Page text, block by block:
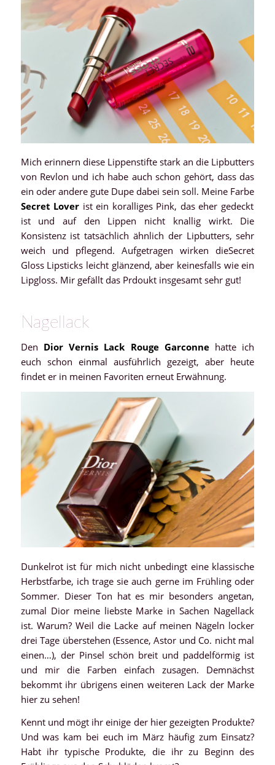
Mich erinnern diese Lippenstifte stark an die Lipbutters
von Revlon und ich habe auch schon gehört, dass das
ein oder andere gute Dupe dabei sein soll. Meine Farbe
Secret Lover ist ein koralliges Pink, das eher gedeckt
ist und auf den Lippen nicht knallig wirkt. Die
Konsistenz ist tatsächlich ähnlich der Lipbutters, sehr
weich und pflegend. Aufgetragen wirken dieSecret
Gloss Lipsticks leicht glänzend, aber keinesfalls wie ein
Lipgloss. Mir gefällt das Prdoukt insgesamt sehr gut!
Nagellack
Den Dior Vernis Lack Rouge Garconnehatte ich
euch schon einmal ausführlich gezeigt, aber heute
findet er in meinen Favoriten erneut Erwähnung.
Dunkelrot ist für mich nicht unbedingt eine klassische
Herbstfarbe, ich trage sie auch gerne im Frühling oder
Sommer. Dieser Ton hat es mir besonders angetan,
zumal Dior meine liebste Marke in Sachen Nagellack
ist. Warum? Weil die Lacke auf meinen Nägeln locker
drei Tage überstehen (Essence, Astor und Co. nicht mal
einen…), der Pinsel schön breit und paddelförmig ist
und mir die Farben einfach zusagen. Demnächst
bekommt ihr übrigens einen weiteren Lack der Marke
hier zu sehen!
Kennt und mögt ihr einige der hier gezeigten Produkte?
Und was kam bei euch im März häufig zum Einsatz?
Habt ihr typische Produkte, die ihr zu Beginn des